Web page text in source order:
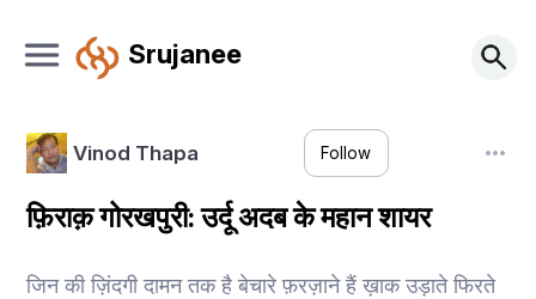
Srujanee
Vinod Thapa Follow
फ़िराक़ गोरखपुरी: उर्दू अदब के महान शायर
जिन की ज़िंदगी दामन तक है बेचारे फ़रज़ाने हैं ख़ाक उड़ाते फिरते